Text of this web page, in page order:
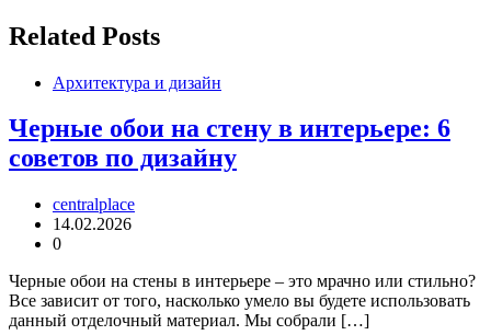
Related Posts
Архитектура и дизайн
Черные обои на стену в интерьере: 6
советов по дизайну
centralplace
14.02.2026
0
Черные обои на стены в интерьере – это мрачно или стильно?
Все зависит от того, насколько умело вы будете использовать
данный отделочный материал. Мы собрали […]